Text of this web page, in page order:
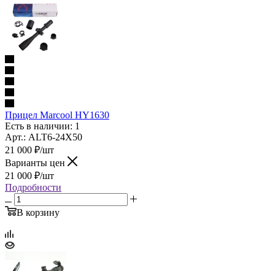
Прицел Marcool HY1630
Есть в наличии: 1
Арт.: ALT6-24X50
21 000 ₽/шт
Варианты цен
21 000 ₽/шт
Подробности
В корзину